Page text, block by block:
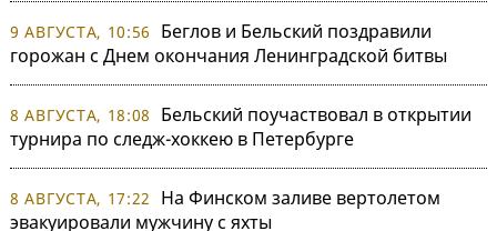
9 АВГУСТА, 10:56
Беглов и Бельский поздравили
горожан с Днем окончания Ленинградской битвы
8 АВГУСТА, 18:08
Бельский поучаствовал в открытии
турнира по следж-хоккею в Петербурге
8 АВГУСТА, 17:22
На Финском заливе вертолетом
эвакуировали мужчину с яхты